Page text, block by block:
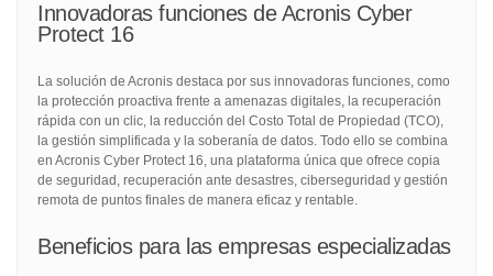
Innovadoras funciones de Acronis Cyber
Protect 16
La solución de Acronis destaca por sus innovadoras funciones, como
la protección proactiva frente a amenazas digitales, la recuperación
rápida con un clic, la reducción del Costo Total de Propiedad (TCO),
la gestión simplificada y la soberanía de datos. Todo ello se combina
en Acronis Cyber Protect 16, una plataforma única que ofrece copia
de seguridad, recuperación ante desastres, ciberseguridad y gestión
remota de puntos finales de manera eficaz y rentable.
Beneficios para las empresas especializadas